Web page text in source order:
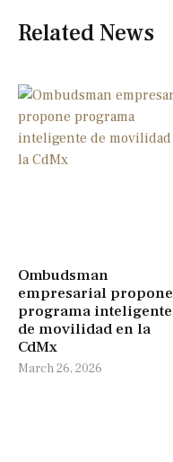
Related News
Ombudsman
empresarial propone
programa inteligente
de movilidad en la
CdMx
March 26, 2026